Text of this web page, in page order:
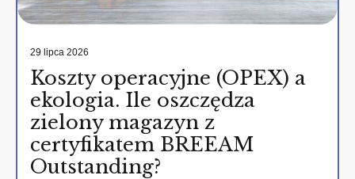
29 lipca 2026
Koszty operacyjne (OPEX) a
ekologia. Ile oszczędza
zielony magazyn z
certyfikatem BREEAM
Outstanding?